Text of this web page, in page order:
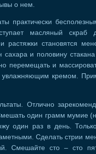
о нем.
практически
масляный
растяжки становятся
сахара и половину
перемещать и
увлажняющим кремом.
Отлично
один грамм мумие
один раз в день.
Сделать стрии
Смешайте сто – сто